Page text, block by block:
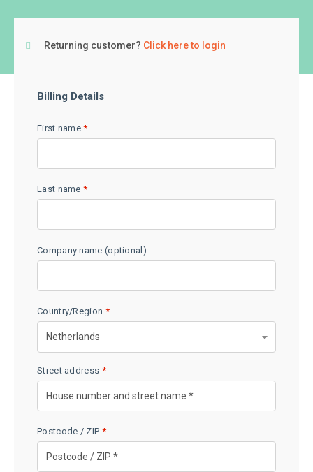
Returning customer? Click here to login
Billing Details
First name*
Last name *
Company name (optional)
Country/Region *
Netherlands
Street address *
Postcode / ZIP *